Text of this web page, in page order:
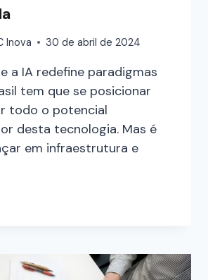
Inova 30 de abril de 2024
a IA redefine paradigmas
tem que se posicionar
todo o potencial
desta tecnologia. Mas é
em infraestrutura e